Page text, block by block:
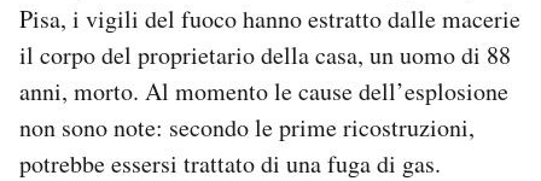
Hai bisogno di aiuto?
Esci
Pisa, i vigili del fuoco hanno estratto dalle macerie
il corpo del proprietario della casa, un uomo di 88
anni, morto. Al momento le cause dell’esplosione
non sono note: secondo le prime ricostruzioni,
potrebbe essersi trattato di una fuga di gas.